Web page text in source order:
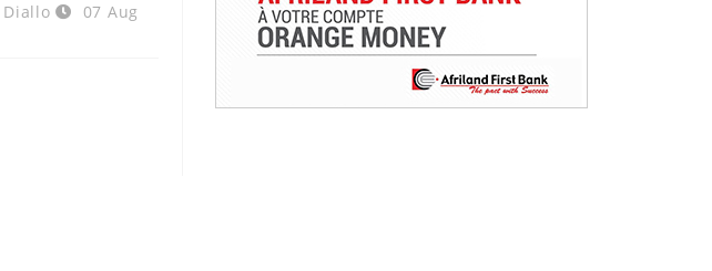
Diallo
07 Aug